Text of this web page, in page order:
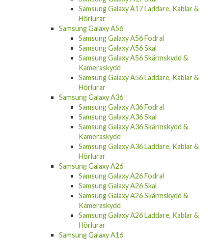
Samsung Galaxy A17 Laddare, Kablar &
Hörlurar
Samsung Galaxy A56
Samsung Galaxy A56 Fodral
Samsung Galaxy A56 Skal
Samsung Galaxy A56 Skärmskydd &
Kameraskydd
Samsung Galaxy A56 Laddare, Kablar &
Hörlurar
Samsung Galaxy A36
Samsung Galaxy A36 Fodral
Samsung Galaxy A36 Skal
Samsung Galaxy A36 Skärmskydd &
Kameraskydd
Samsung Galaxy A36 Laddare, Kablar &
Hörlurar
Samsung Galaxy A26
Samsung Galaxy A26 Fodral
Samsung Galaxy A26 Skal
Samsung Galaxy A26 Skärmskydd &
Kameraskydd
Samsung Galaxy A26 Laddare, Kablar &
Hörlurar
Samsung Galaxy A16